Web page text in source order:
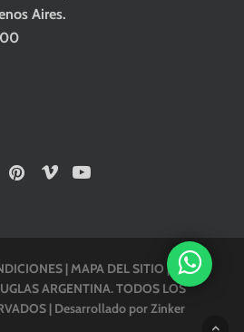
Aires.
|MAPA DEL SITIO | ©
ARGENTINA. TODOS LOS
| Desarrollado por Zinker